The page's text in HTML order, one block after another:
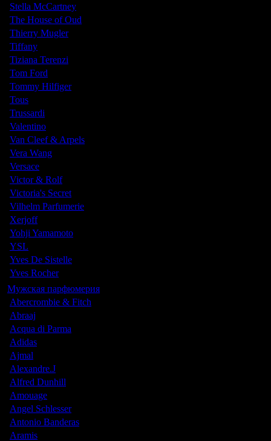
Stella McCartney
The House of Oud
Thierry Mugler
Tiffany
Tiziana Terenzi
Tom Ford
Tommy Hilfiger
Tous
Trussardi
Valentino
Van Cleef & Arpels
Vera Wang
Versace
Victor & Rolf
Victoria's Secret
Vilhelm Parfumerie
Xerjoff
Yohji Yamamoto
YSL
Yves De Sistelle
Yves Rocher
Мужская парфюмерия
Abercrombie & Fitch
Abraaj
Acqua di Parma
Adidas
Ajmal
Alexandre.J
Alfred Dunhill
Amouage
Angel Schlesser
Antonio Banderas
Aramis